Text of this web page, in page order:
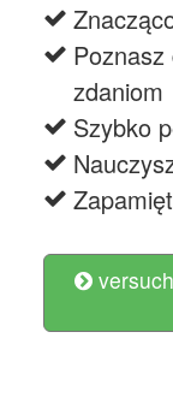
Poznasz
zdaniom
Szybko